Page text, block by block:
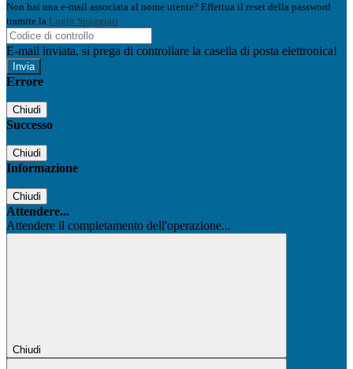
Non hai una e-mail associata al nome utente? Effettua il reset della password
tramite la Login Spaggiari
E-mail inviata, si prega di controllare la casella di posta elettronica!
Errore
Chiudi
Successo
Chiudi
Informazione
Chiudi
Attendere...
Attendere il completamento dell'operazione...
Chiudi